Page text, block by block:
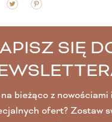
SIĘ
bieżąco z
ofert? Zostaw